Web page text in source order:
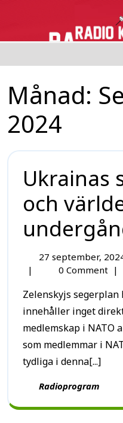
Månad:
2024
Ukrainas
och
27 september,
|
0 Comment |
Zelenskyjs segerplan har nu presenterats. Den
innehåller inget
medlemskap i NATO
som medlemmar i
tydliga i denna[...]
Radioprogram